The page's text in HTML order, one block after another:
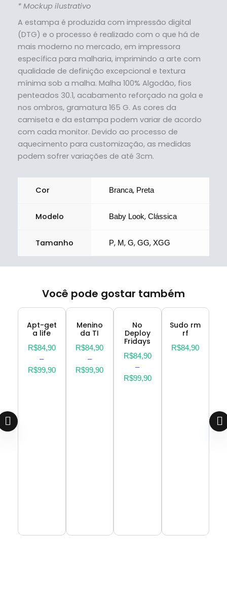
* Mockup ilustrativo
A estampa é produzida com impressão digital
(DTG) e o processo é realizado com o que há de
mais moderno no mercado, em impressora
específica para malharia, imprimindo a arte com
qualidade de definição excepcional e textura
mínima sob a malha. Malha 100% Algodão, fios
penteados 30.1, acabamento reforçado na gola e
nos ombros, gramatura 165 G. As cores da
camiseta e da estampa podem variar de acordo
com cada monitor. Devido ao processo de
aquecimento para customização, as medidas
podem sofrer variações de até 3cm.
Cor Branca, Preta
Modelo Baby Look, Clássica
Tamanho P, M, G, GG, XGG
Você pode gostar também
Apt-get
a life
R$84,90
–
R$99,90
Menino
da TI
R$84,90
–
R$99,90
No
Deploy
Fridays
R$84,90
–
R$99,90
Sudo rm
rf
R$84,90